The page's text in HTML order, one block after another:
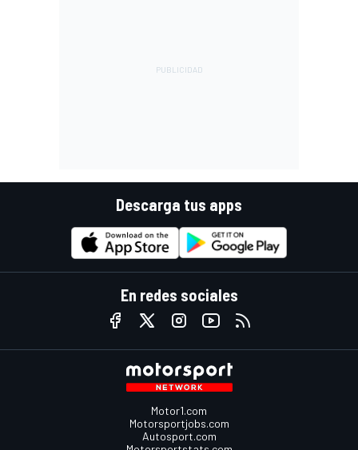
Descarga tus apps
En redes sociales
Motor1.com
Motorsportjobs.com
Autosport.com